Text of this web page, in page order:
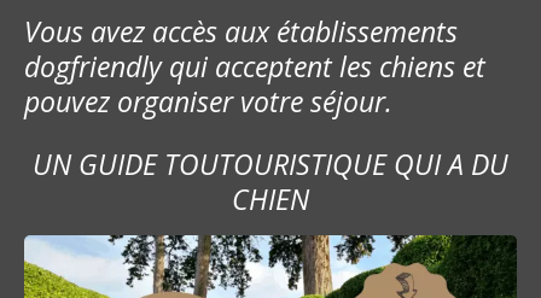
Vous avez accès aux établissements
dogfriendly qui acceptent les chiens et
pouvez organiser votre séjour.
UN GUIDE TOUTOURISTIQUE QUI A DU
CHIEN